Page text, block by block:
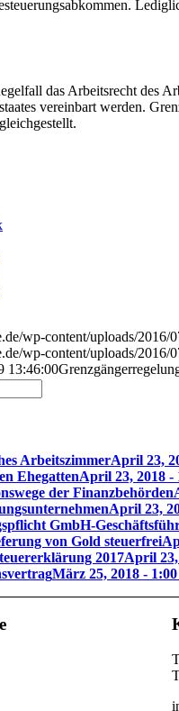
das Arbeitsrecht des
vereinbart werden.
wp-content/uploads/
wp-content/uploads/
13:46:00
ArbeitszimmerApril 23,
EhegattenApril 23, 2018 -
der Finanzbehörden
April 23,
GmbH-
von Gold steuerfrei
2017April 23,
März 25, 2018 -